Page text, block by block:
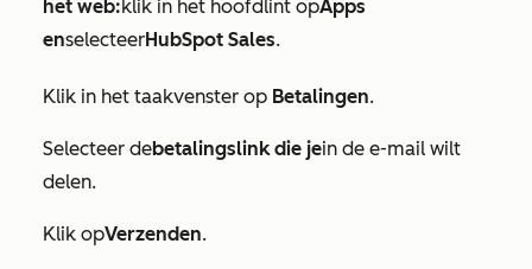
het web:klik in het hoofdlint opApps
enselecteerHubSpot Sales.
Klik in het taakvenster op Betalingen.
Selecteer debetalingslink die jein de e-mail wilt
delen.
Klik opVerzenden.